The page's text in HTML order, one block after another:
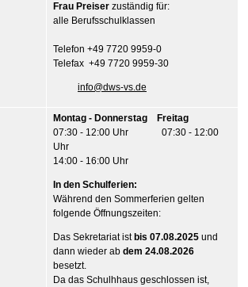
Frau Preiser zuständig für:
alle Berufsschulklassen
Telefon +49 7720 9959-0
Telefax +49 7720 9959-30
nf dws-vs d
Montag - Donnerstag Freitag
07:30 - 12:00 Uhr 07:30 - 12:00
Uhr
14:00 - 16:00 Uhr
In den Schulferien:
Während den Sommerferien gelten
folgende Öffnungszeiten:
Das Sekretariat ist bis 07.08.2025 und
dann wieder ab dem 24.08.2026
besetzt.
Da das Schulhhaus geschlossen ist,